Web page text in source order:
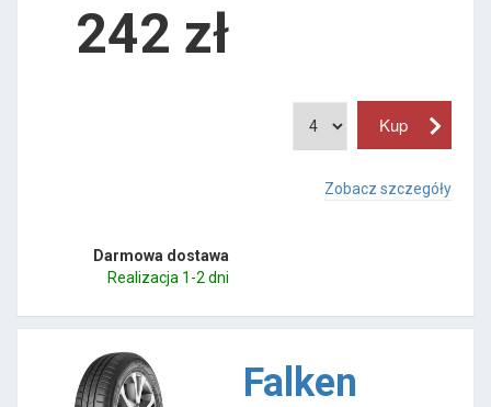
242 zł
Zobacz szczegóły
Darmowa dostawa
Realizacja 1-2 dni
Falken